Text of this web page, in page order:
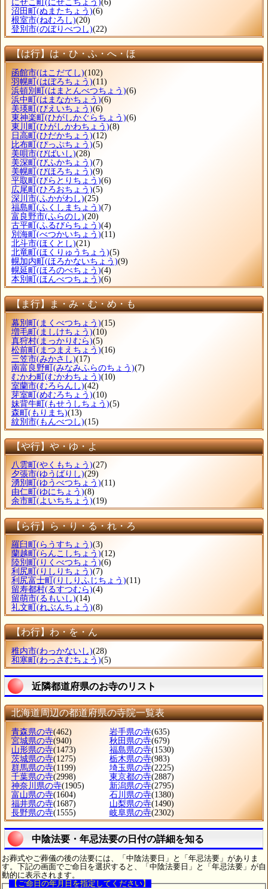
にせこ町 (にせこちょう)(6)
沼田町 (ぬまたちょう)(6)
根室市(ねむろし)(20)
登別市(のぼりべつし)(22)
【は行】は・ひ・ふ・へ・ほ
函館市(はこだてし)(102)
羽幌町(はぼろちょう)(11)
浜頓別町(はまとんべつちょう)(6)
浜中町(はまなかちょう)(6)
美瑛町(びえいちょう)(6)
東神楽町(ひがしかぐらちょう)(6)
東川町(ひがしかわちょう)(8)
日高町(ひだかちょう)(12)
比布町(ぴっぷちょう)(5)
美唄市(びばいし)(28)
美深町(びふかちょう)(7)
美幌町(びほろちょう)(9)
平取町(びらとりちょう)(6)
広尾町(ひろおちょう)(5)
深川市(ふかがわし)(25)
福島町(ふくしまちょう)(7)
富良野市(ふらのし)(20)
古平町(ふるびらちょう)(4)
別海町(べつかいちょう)(11)
北斗市(ほくとし)(21)
北竜町(ほくりゅうちょう)(5)
幌加内町(ほろかないちょう)(9)
幌延町(ほろのべちょう)(4)
本別町(ほんべつちょう)(6)
【ま行】ま・み・む・め・も
幕別町(まくべつちょう)(15)
増毛町(ましけちょう)(10)
真狩村(まっかりむら)(5)
松前町(まつまえちょう)(16)
三笠市(みかさし)(17)
南富良野町(みなみふらのちょう)(7)
むかわ町(むかわちょう)(10)
室蘭市(むろらんし)(42)
芽室町(めむろちょう)(10)
妹背牛町(もせうしちょう)(5)
森町(もりまち)(13)
紋別市(もんべつし)(15)
【や行】や・ゆ・よ
八雲町 (やくもちょう)(27)
夕張市(ゆうばりし)(29)
湧別町 (ゆうべつちょう)(11)
由仁町 (ゆにちょう)(8)
余市町 (よいちちょう)(19)
【ら行】ら・り・る・れ・ろ
羅臼町 (らうすちょう)(3)
蘭越町 (らんこしちょう)(12)
陸別町 (りくべつちょう)(6)
利尻町 (りしりちょう)(7)
利尻富士町 (りしりふじちょう)(11)
留寿都村(るすつむら)(4)
留萌市(るもいし)(14)
礼文町 (れぶんちょう)(8)
【わ行】わ・を・ん
稚内市(わっかないし)(28)
和寒町 (わっさむちょう)(5)
近隣都道府県のお寺のリスト
北海道周辺の都道府県の寺院一覧表
青森県の寺(462) 岩手県の寺(635)
宮城県の寺(940) 秋田県の寺(679)
山形県の寺(1473) 福島県の寺(1530)
茨城県の寺(1275) 栃木県の寺(983)
群馬県の寺(1199) 埼玉県の寺(2225)
千葉県の寺(2998) 東京都の寺(2887)
神奈川県の寺(1905) 新潟県の寺(2795)
富山県の寺(1604) 石川県の寺(1380)
福井県の寺(1687) 山梨県の寺(1490)
長野県の寺(1555) 岐阜県の寺(2302)
中陰法要・年忌法要の日付の詳細を知る
お葬式やご葬儀の後の法要には、「中陰法要日」と「年忌法要」がありま
す。下記の画面でご命日を選択すると、「中陰法要日」と「年忌法要」が自
動的に表示されます。
【ご命日の年月日を指定してください】